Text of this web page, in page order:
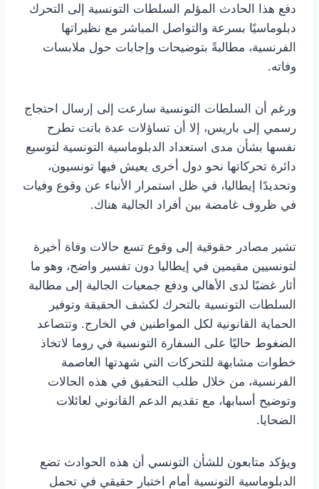
دفع هذا الحادث المؤلم السلطات التونسية إلى التحرك
دبلوماسيًا بسرعة والتواصل المباشر مع نظيراتها
الفرنسية، مطالبةً بتوضيحات وإجابات حول ملابسات
وفاته.
ورغم أن السلطات التونسية سارعت إلى إرسال احتجاج
رسمي إلى باريس، إلا أن تساؤلات عدة باتت تطرح
نفسها بشأن مدى استعداد الدبلوماسية التونسية لتوسيع
دائرة تحركاتها نحو دول أخرى يعيش فيها تونسيون،
وتحديدًا إيطاليا، في ظل استمرار الأنباء عن وقوع وفيات
في ظروف غامضة بين أفراد الجالية هناك.
تشير مصادر حقوقية إلى وقوع تسع حالات وفاة أخيرة
لتونسيين مقيمين في إيطاليا دون تفسير واضح، وهو ما
أثار غضبًا لدى الأهالي ودفع جمعيات الجالية إلى مطالبة
السلطات التونسية بالتحرك لكشف الحقيقة وتوفير
الحماية القانونية لكل المواطنين في الخارج. وتتصاعد
الضغوط حاليًا على السفارة التونسية في روما لاتخاذ
خطوات مشابهة للتحركات التي شهدتها العاصمة
الفرنسية، من خلال طلب التحقيق في هذه الحالات
وتوضيح أسبابها، مع تقديم الدعم القانوني لعائلات
الضحايا.
ويؤكد متابعون للشأن التونسي أن هذه الحوادث تضع
الدبلوماسية التونسية أمام اختبار حقيقي في تحمل